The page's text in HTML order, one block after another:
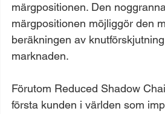
märgpositionen. Den
märgpositionen möjliggör den
beräkningen av
marknaden.
Förutom Reduced Shadow
första kunden i världen som